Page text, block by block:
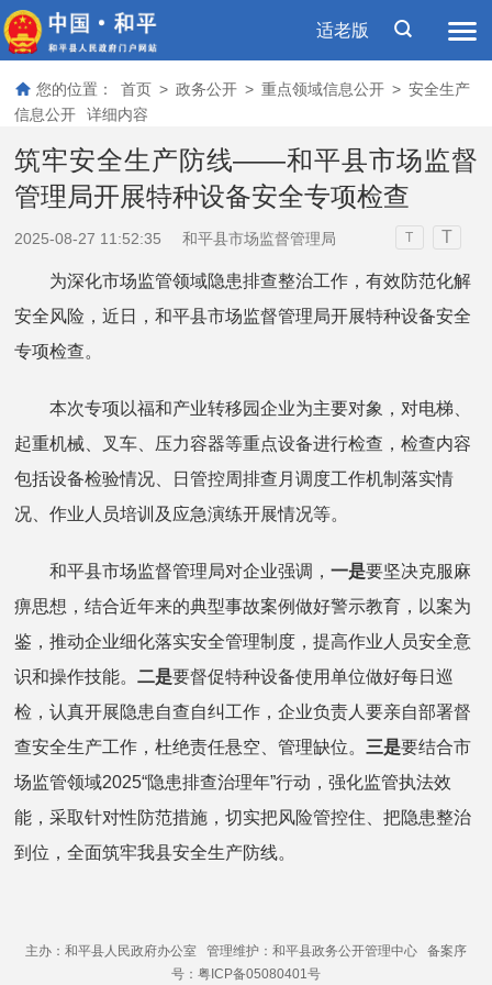
适老版
您的位置： 首页 > 政务公开 > 重点领域信息公开 > 安全生产
信息公开
详细内容
筑牢安全生产防线——和平县市场监督
管理局开展特种设备安全专项检查
2025-08-27 11:52:35 和平县市场监督管理局 T T
为深化市场监管领域隐患排查整治工作，有效防范化解
安全风险，近日，和平县市场监督管理局开展特种设备安全
专项检查。
本次专项以福和产业转移园企业为主要对象，对电梯、
起重机械、叉车、压力容器等重点设备进行检查，检查内容
包括设备检验情况、日管控周排查月调度工作机制落实情
况、作业人员培训及应急演练开展情况等。
和平县市场监督管理局对企业强调，一是要坚决克服麻
痹思想，结合近年来的典型事故案例做好警示教育，以案为
鉴，推动企业细化落实安全管理制度，提高作业人员安全意
识和操作技能。二是要督促特种设备使用单位做好每日巡
检，认真开展隐患自查自纠工作，企业负责人要亲自部署督
查安全生产工作，杜绝责任悬空、管理缺位。 三是要结合市
场监管领域2025“隐患排查治理年”行动，强化监管执法效
能，采取针对性防范措施，切实把风险管控住、把隐患整治
到位，全面筑牢我县安全生产防线。
主办：和平县人民政府办公室 管理维护：和平县政务公开管理中心 备案序
号：粤ICP备05080401号